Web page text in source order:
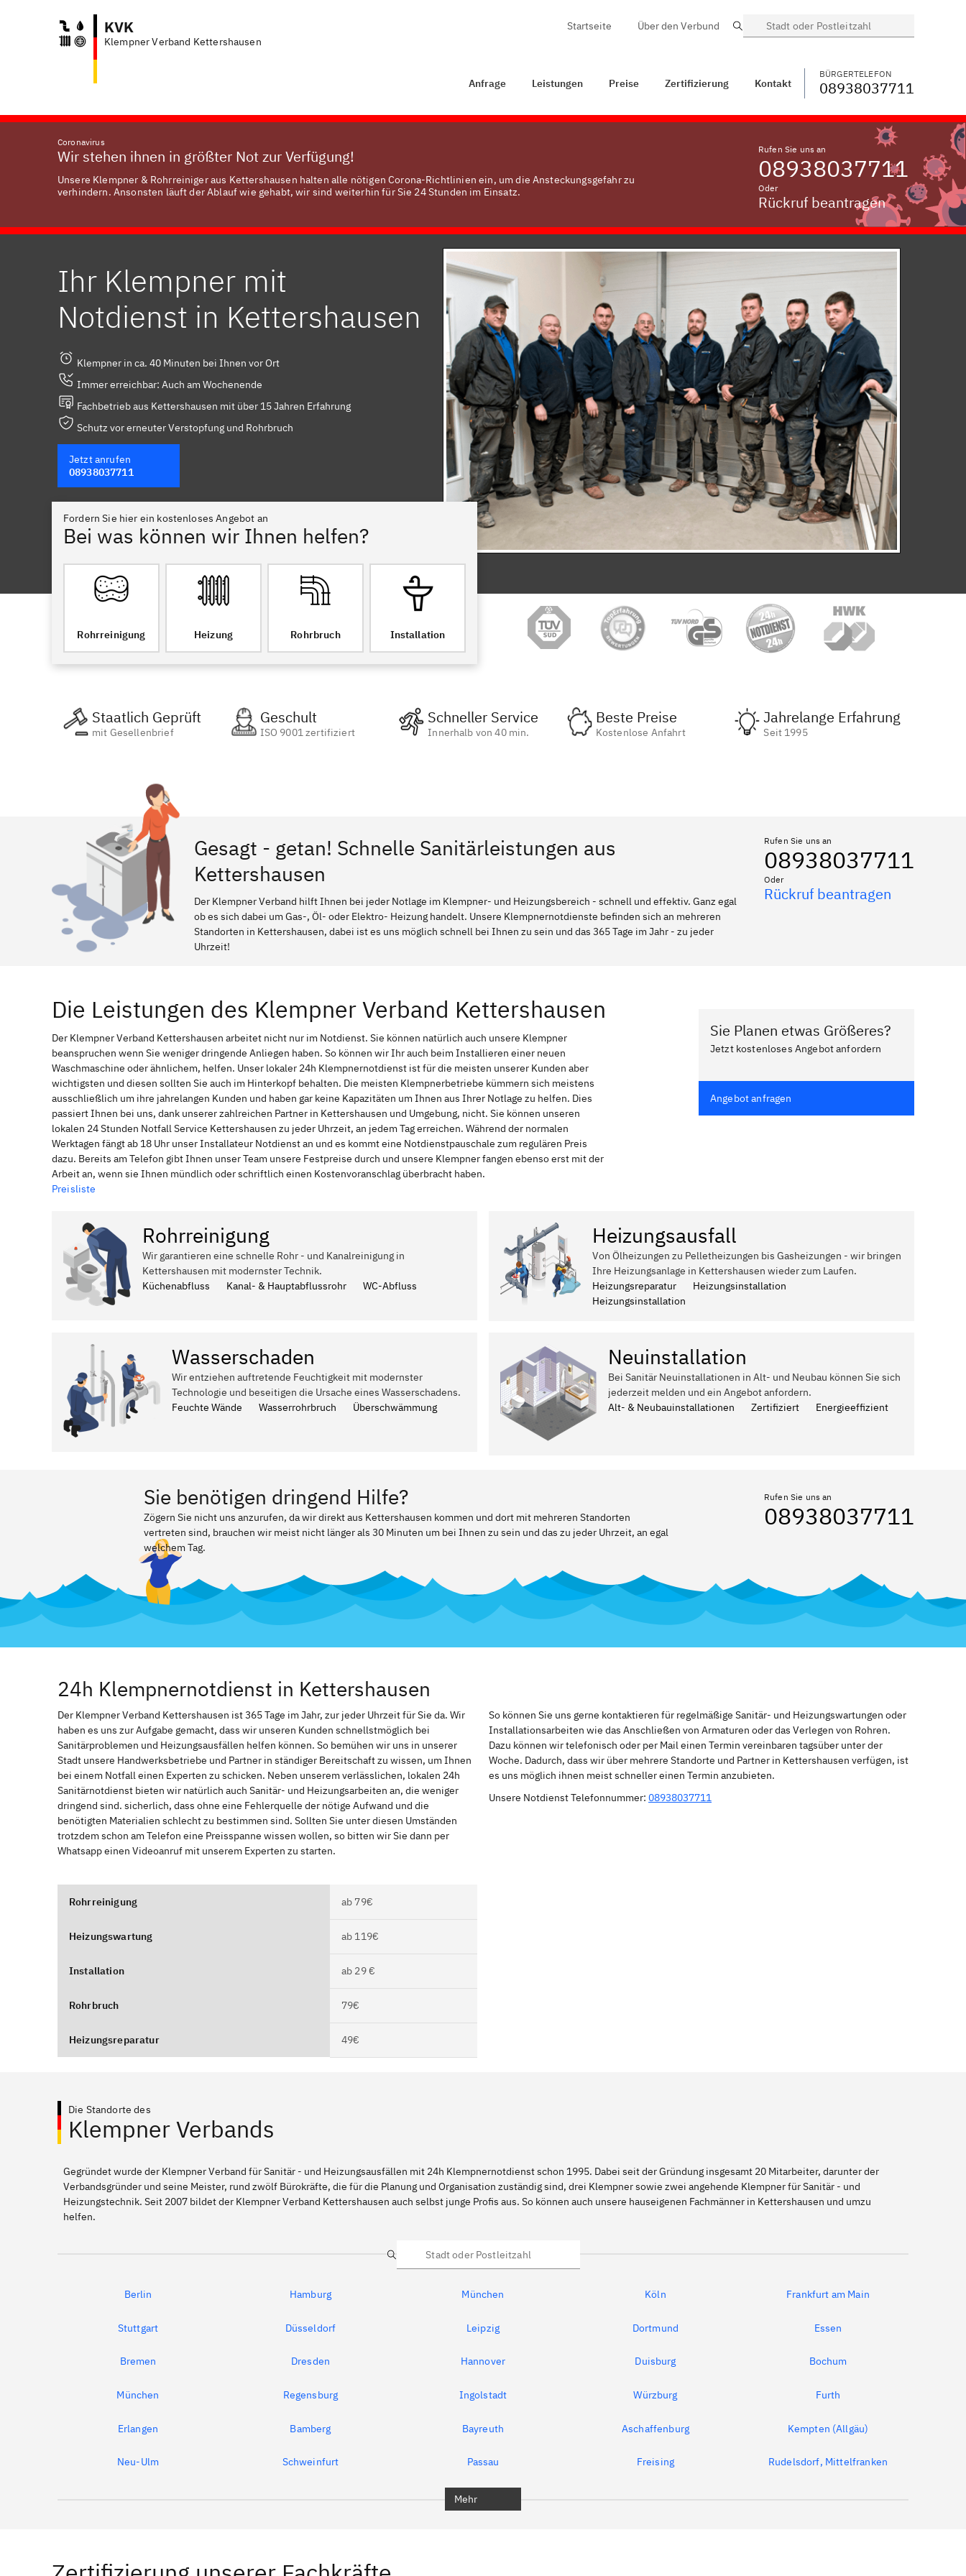
KVK
Klempner Verband Kettershausen
BÜRGERTELEFON WECHSELN
Startseite Über den Verbund Suche
Anfrage Leistungen Preise Zertifizierung Kontakt
BÜRGERTELEFON
08938037711
Coronavirus
Wir stehen ihnen in größter Not zur Verfügung!
Unsere Klempner & Rohrreiniger aus Kettershausen halten alle nötigen Corona-Richtlinien ein, um die Ansteckungsgefahr zu
verhindern. Ansonsten läuft der Ablauf wie gehabt, wir sind weiterhin für Sie 24 Stunden im Einsatz.
Rufen Sie uns an
08938037711
Oder
Rückruf beantragen
Ihr Klempner mit
Notdienst in Kettershausen
Klempner in ca. 40 Minuten bei Ihnen vor Ort
Immer erreichbar: Auch am Wochenende
Fachbetrieb aus Kettershausen mit über 15 Jahren Erfahrung
Schutz vor erneuter Verstopfung und Rohrbruch
Jetzt anrufen
08938037711
Fordern Sie hier ein kostenloses Angebot an
Bei was können wir Ihnen helfen?
Rohrreinigung Heizung Rohrbruch Installation
Staatlich Geprüft
mit Gesellenbrief
Geschult
ISO 9001 zertifiziert
Schneller Service
Innerhalb von 40 min.
Beste Preise
Kostenlose Anfahrt
Jahrelange Erfahrung
Seit 1995
Gesagt - getan! Schnelle Sanitärleistungen aus
Kettershausen
Der Klempner Verband hilft Ihnen bei jeder Notlage im Klempner- und Heizungsbereich - schnell und effektiv. Ganz egal
ob es sich dabei um Gas-, Öl- oder Elektro- Heizung handelt. Unsere Klempnernotdienste befinden sich an mehreren
Standorten in Kettershausen, dabei ist es uns möglich schnell bei Ihnen zu sein und das 365 Tage im Jahr - zu jeder
Uhrzeit!
Rufen Sie uns an
08938037711
Oder
Rückruf beantragen
Die Leistungen des Klempner Verband Kettershausen
Der Klempner Verband Kettershausen arbeitet nicht nur im Notdienst. Sie können natürlich auch unsere Klempner
beanspruchen wenn Sie weniger dringende Anliegen haben. So können wir Ihr auch beim Installieren einer neuen
Waschmaschine oder ähnlichem, helfen. Unser lokaler 24h Klempnernotdienst ist für die meisten unserer Kunden aber
wichtigsten und diesen sollten Sie auch im Hinterkopf behalten. Die meisten Klempnerbetriebe kümmern sich meistens
ausschließlich um ihre jahrelangen Kunden und haben gar keine Kapazitäten um Ihnen aus Ihrer Notlage zu helfen. Dies
passiert Ihnen bei uns, dank unserer zahlreichen Partner in Kettershausen und Umgebung, nicht. Sie können unseren
lokalen 24 Stunden Notfall Service Kettershausen zu jeder Uhrzeit, an jedem Tag erreichen. Während der normalen
Werktagen fängt ab 18 Uhr unser Installateur Notdienst an und es kommt eine Notdienstpauschale zum regulären Preis
dazu. Bereits am Telefon gibt Ihnen unser Team unsere Festpreise durch und unsere Klempner fangen ebenso erst mit der
Arbeit an, wenn sie Ihnen mündlich oder schriftlich einen Kostenvoranschlag überbracht haben.
Preisliste
Sie Planen etwas Größeres?
Jetzt kostenloses Angebot anfordern
Angebot anfragen
Rohrreinigung
Wir garantieren eine schnelle Rohr - und Kanalreinigung in
Kettershausen mit modernster Technik.
Küchenabfluss
Kanal- & Hauptabflussrohr WC-Abfluss
Heizungsausfall
Von Ölheizungen zu Pelletheizungen bis Gasheizungen - wir bringen
Ihre Heizungsanlage in Kettershausen wieder zum Laufen.
Heizungsreparatur
Heizungsinstallation
Heizungsinstallation
Wasserschaden
Wir entziehen auftretende Feuchtigkeit mit modernster
Technologie und beseitigen die Ursache eines Wasserschadens.
Feuchte Wände
Wasserrohrbruch Überschwämmung
Neuinstallation
Bei Sanitär Neuinstallationen in Alt- und Neubau können Sie sich
jederzeit melden und ein Angebot anfordern.
Alt- & Neubauinstallationen
Zertifiziert Energieeffizient
Sie benötigen dringend Hilfe?
Zögern Sie nicht uns anzurufen, da wir direkt aus Kettershausen kommen und dort mit mehreren Standorten
vertreten sind, brauchen wir meist nicht länger als 30 Minuten um bei Ihnen zu sein und das zu jeder Uhrzeit, an egal
welchem Tag.
Rufen Sie uns an
08938037711
24h Klempnernotdienst in Kettershausen
Der Klempner Verband Kettershausen ist 365 Tage im Jahr, zur jeder Uhrzeit für Sie da. Wir
haben es uns zur Aufgabe gemacht, dass wir unseren Kunden schnellstmöglich bei
Sanitärproblemen und Heizungsausfällen helfen können. So bemühen wir uns in unserer
Stadt unsere Handwerksbetriebe und Partner in ständiger Bereitschaft zu wissen, um Ihnen
bei einem Notfall einen Experten zu schicken. Neben unserem verlässlichen, lokalen 24h
Sanitärnotdienst bieten wir natürlich auch Sanitär- und Heizungsarbeiten an, die weniger
dringend sind. sicherlich, dass ohne eine Fehlerquelle der nötige Aufwand und die
benötigten Materialien schlecht zu bestimmen sind. Sollten Sie unter diesen Umständen
trotzdem schon am Telefon eine Preisspanne wissen wollen, so bitten wir Sie dann per
Whatsapp einen Videoanruf mit unserem Experten zu starten.
So können Sie uns gerne kontaktieren für regelmäßige Sanitär- und Heizungswartungen oder
Installationsarbeiten wie das Anschließen von Armaturen oder das Verlegen von Rohren.
Dazu können wir telefonisch oder per Mail einen Termin vereinbaren tagsüber unter der
Woche. Dadurch, dass wir über mehrere Standorte und Partner in Kettershausen verfügen, ist
es uns möglich ihnen meist schneller einen Termin anzubieten.
Unsere Notdienst Telefonnummer: 08938037711
Rohrreinigung ab 79€
Heizungswartung ab 119€
Installation ab 29 €
Rohrbruch 79€
Heizungsreparatur 49€
Die Standorte des
Klempner Verbands
Gegründet wurde der Klempner Verband für Sanitär - und Heizungsausfällen mit 24h Klempnernotdienst schon 1995. Dabei seit der Gründung insgesamt 20 Mitarbeiter, darunter der
Verbandsgründer und seine Meister, rund zwölf Bürokräfte, die für die Planung und Organisation zuständig sind, drei Klempner sowie zwei angehende Klempner für Sanitär - und
Heizungstechnik. Seit 2007 bildet der Klempner Verband Kettershausen auch selbst junge Profis aus. So können auch unsere hauseigenen Fachmänner in Kettershausen und umzu
helfen.
Suche
Berlin Hamburg München Köln Frankfurt am Main
Stuttgart Düsseldorf Leipzig Dortmund Essen
Bremen Dresden Hannover Duisburg Bochum
München Regensburg Ingolstadt Würzburg Furth
Erlangen Bamberg Bayreuth Aschaffenburg Kempten (Allgäu)
Neu-Ulm Schweinfurt Passau Freising Rudelsdorf, Mittelfranken
Mehr